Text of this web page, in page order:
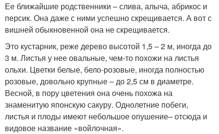
Ее ближайшие родственники – слива, алыча, абрикос и
персик. Она даже с ними успешно скрещивается. А вот с
вишней обыкновенной она не скрещивается.
Это кустарник, реже дерево высотой 1,5 – 2 м, иногда до
3 м. Листья у нее овальные, чем-то похожи на листья
ольхи. Цветки белые, бело-розовые, иногда полностью
розовые, довольно крупные – до 2,5 см в диаметре.
Весной, в пору цветения она очень похожа на
знаменитую японскую сакуру. Однолетние побеги,
листья и плоды имеют небольшое опушение– отсюда и
видовое название «войлочная».